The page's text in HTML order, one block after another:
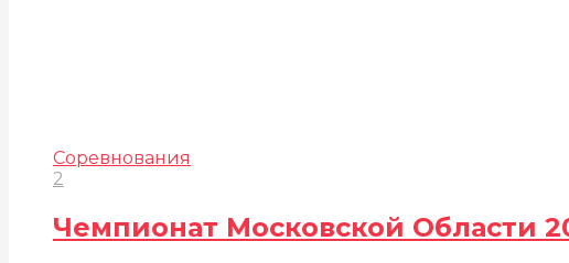
Соревнования
2
Чемпионат Московской Области